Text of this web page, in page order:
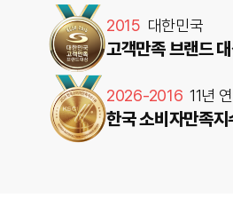
2015 대한민국
고객만족 브랜드
2026-2016 11년
한국 소비자만족지